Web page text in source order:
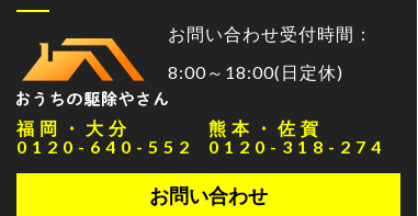
お問い合わせ受付時間：
8:00～18:00(日定休)
福岡・大分
0120-640-552
熊本・佐賀
0120-318-274
お問い合わせ